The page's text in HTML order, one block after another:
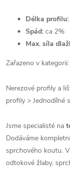
Délka profilu:
Spád: ca 2%
Max. síla
Zařazeno v kategorii:
Nerezové profily a
profily > Jednodílné
Jsme specialisté na
Dodáváme
sprchového koutu.
odtokové žlaby,